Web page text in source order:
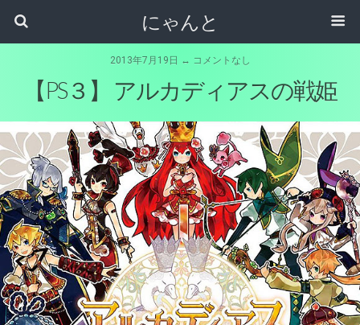
にゃんと
2013年7月19日 ↔ コメントなし
【PS３】 アルカディアスの戦姫